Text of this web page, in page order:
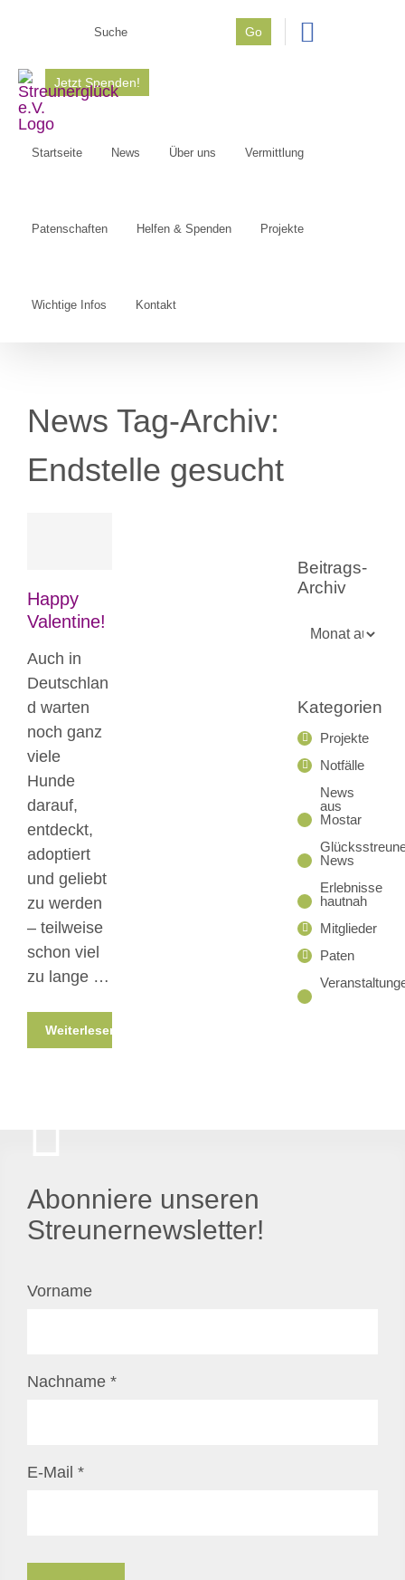
nach:
Go
Jetzt Spenden!
Startseite News Über uns Vermittlung
Patenschaften Helfen & Spenden Projekte
Wichtige Infos Kontakt
News Tag-Archiv:
Endstelle gesucht
kategorisiert
Happy
Valentine!
Auch in
Deutschlan
d warten
noch ganz
viele
Hunde
darauf,
entdeckt,
adoptiert
und geliebt
zu werden
– teilweise
schon viel
zu lange …
Weiterlesen
Beitrags-
Archiv
Kategorien
Projekte
Notfälle
News
aus
Mostar
News
Erlebnisse
hautnah
Mitglieder
Paten
Abonniere unseren
Streunernewsletter!
Vorname
Nachname *
E-Mail *